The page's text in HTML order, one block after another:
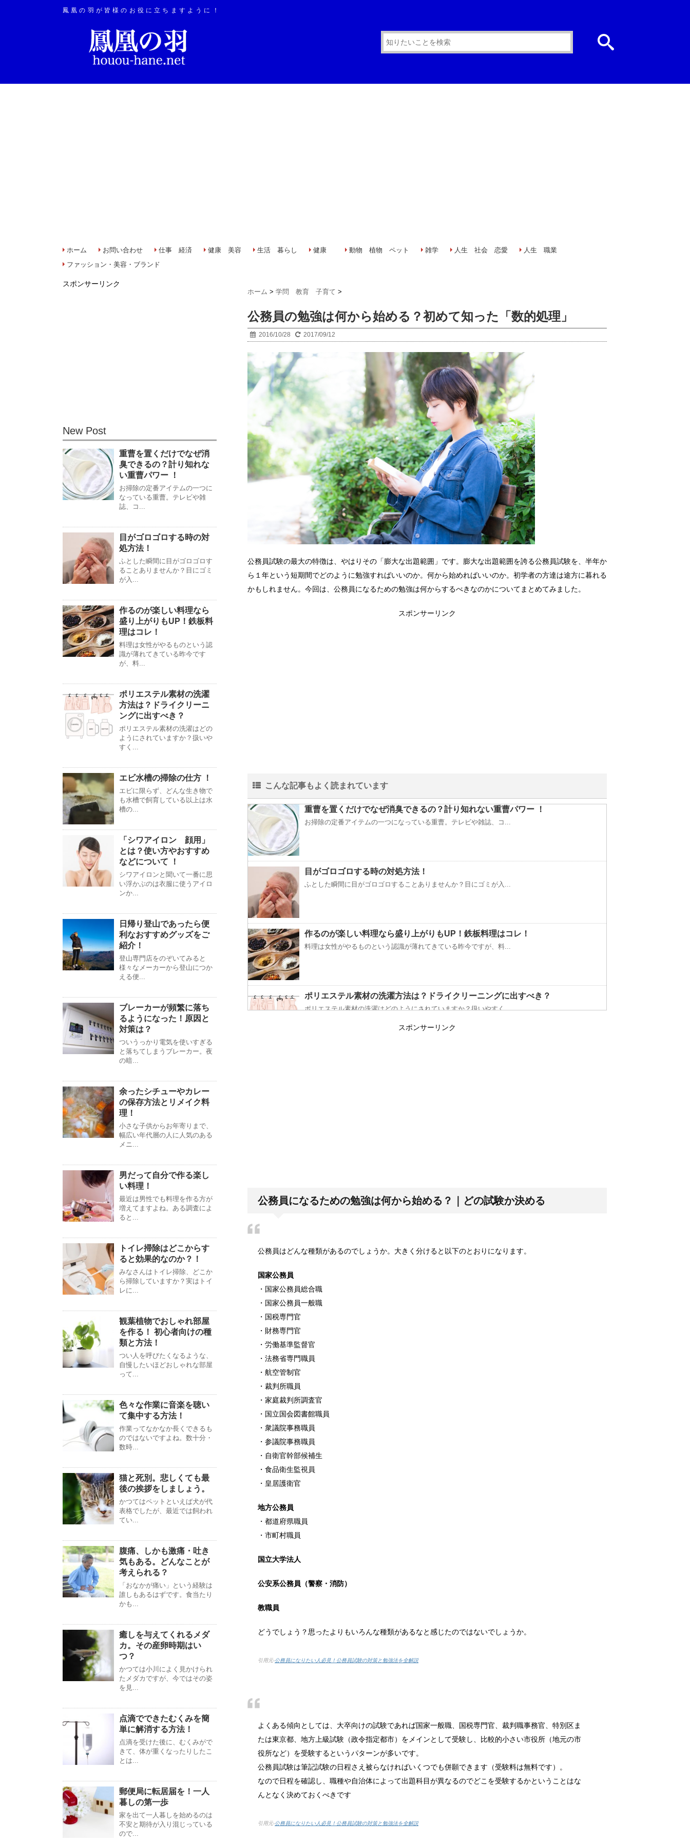
鳳凰の羽が皆様のお役に立ちますように！
ホーム お問い合わせ 仕事 経済 健康 美容 生活 暮らし 健康 動物 植物 ペット 雑学 人生 社会 恋愛
人生 職業
ファッション・美容・ブランド
ホーム > 学問 教育 子育て >
公務員の勉強は何から始める？初めて知った「数的処理」
2016/10/28 2017/09/12
公務員試験の最大の特徴は、やはりその「膨大な出題範囲」です。膨大な出題範囲を誇る公務員試験を、半年か
ら１年という短期間でどのように勉強すればいいのか。何から始めればいいのか。初学者の方達は途方に暮れる
かもしれません。今回は、公務員になるための勉強は何からするべきなのかについてまとめてみました。
スポンサーリンク
こんな記事もよく読まれています
重曹を置くだけでなぜ消臭できるの？計り知れない重曹パワー ！
お掃除の定番アイテムの一つになっている重曹。テレビや雑誌、コ...
目がゴロゴロする時の対処方法！
ふとした瞬間に目がゴロゴロすることありませんか？目にゴミが入...
作るのが楽しい料理なら盛り上がりもUP！鉄板料理はコレ！
料理は女性がやるものという認識が薄れてきている昨今ですが、料...
ポリエステル素材の洗濯方法は？ドライクリーニングに出すべき？
ポリエステル素材の洗濯はどのようにされていますか？扱いやすく...
登山専門店をのぞいてみると様々なメーカーから登山につかえる便...
ついうっかり電気を使いすぎると落ちてしまうブレーカー。夜の暗...
余ったシチューやカレーの保存方法とリメイク料理！
トイレ掃除はどこからすると効果的なのか？！
みなさんはトイレ掃除、どこから掃除していますか？実はトイレに...
かつてはペットといえば犬が代表格でしたが、最近では飼われてい...
癒しを与えてくれるメダカ。その産卵時期はいつ？
かつては小川によく見かけられたメダカですが、今ではその姿を見...
スポンサーリンク
公務員になるための勉強は何から始める？｜どの試験か決める
公務員はどんな種類があるのでしょうか。大きく分けると以下のとおりになります。
国家公務員
・国家公務員総合職
・国家公務員一般職
・国税専門官
・財務専門官
・労働基準監督官
・法務省専門職員
・航空管制官
・裁判所職員
・家庭裁判所調査官
・国立国会図書館職員
・衆議院事務職員
・参議院事務職員
・自衛官幹部候補生
・食品衛生監視員
・皇居護衛官
地方公務員
・都道府県職員
・市町村職員
国立大学法人
公安系公務員（警察・消防）
教職員
どうでしょう？思ったよりもいろんな種類があるなと感じたのではないでしょうか。
引用元-公務員になりたい人必見！公務員試験の対策と勉強法を全解説
よくある傾向としては、大卒向けの試験であれば国家一般職、国税専門官、裁判職事務官、特別区ま
たは東京都、地方上級試験（政令指定都市）をメインとして受験し、比較的小さい市役所（地元の市
役所など）を受験するというパターンが多いです。
公務員試験は筆記試験の日程さえ被らなければいくつでも併願できます（受験料は無料です）。
なので日程を確認し、職種や自治体によって出題科目が異なるのでどこを受験するかということはな
んとなく決めておくべきです
引用元-公務員になりたい人必見！公務員試験の対策と勉強法を全解説
スポンサーリンク
New Post
重曹を置くだけでなぜ消
臭できるの？計り知れな
い重曹パワー ！
お掃除の定番アイテムの一つに
なっている重曹。テレビや雑
誌、コ...
目がゴロゴロする時の対
処方法！
ふとした瞬間に目がゴロゴロす
ることありませんか？目にゴミ
が入...
作るのが楽しい料理なら
盛り上がりもUP！鉄板料
理はコレ！
料理は女性がやるものという認
識が薄れてきている昨今です
が、料...
ポリエステル素材の洗濯
方法は？ドライクリーニ
ングに出すべき？
ポリエステル素材の洗濯はどの
ようにされていますか？扱いや
すく...
エビ水槽の掃除の仕方 ！
エビに限らず、どんな生き物で
も水槽で飼育している以上は水
槽の...
「シワアイロン 顔用」
とは？使い方やおすすめ
などについて ！
シワアイロンと聞いて一番に思
い浮かぶのは衣服に使うアイロ
ンか...
日帰り登山であったら便
利なおすすめグッズをご
紹介！
登山専門店をのぞいてみると
様々なメーカーから登山につか
える便...
ブレーカーが頻繁に落ち
るようになった！原因と
対策は？
ついうっかり電気を使いすぎる
と落ちてしまうブレーカー。夜
の暗...
余ったシチューやカレー
の保存方法とリメイク料
理！
小さな子供からお年寄りまで、
幅広い年代層の人に人気のある
メニ...
男だって自分で作る楽し
い料理！
最近は男性でも料理を作る方が
増えてますよね。ある調査によ
ると...
トイレ掃除はどこからす
ると効果的なのか？！
みなさんはトイレ掃除、どこか
ら掃除していますか？実はトイ
レに...
観葉植物でおしゃれ部屋
を作る！ 初心者向けの種
類と方法！
つい人を呼びたくなるような、
自慢したいほどおしゃれな部屋
って...
色々な作業に音楽を聴い
て集中する方法！
作業ってなかなか長くできるも
のではないですよね。数十分・
数時...
猫と死別。悲しくても最
後の挨拶をしましょう。
かつてはペットといえば犬が代
表格でしたが、最近では飼われ
てい...
腹痛、しかも激痛・吐き
気もある。どんなことが
考えられる？
「おなかが痛い」という経験は
誰しもあるはずです。食当たり
かも...
癒しを与えてくれるメダ
カ。その産卵時期はい
つ？
かつては小川によく見かけられ
たメダカですが、今ではその姿
を見...
点滴でできたむくみを簡
単に解消する方法！
点滴を受けた後に、むくみがで
きて、体が重くなったりしたこ
とは...
郵便局に転居届を！一人
暮しの第一歩
家を出て一人暮しを始めるのは
不安と期待が入り混じっている
ので...